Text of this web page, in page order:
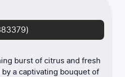
burst of citrus and fresh
a captivating bouquet of